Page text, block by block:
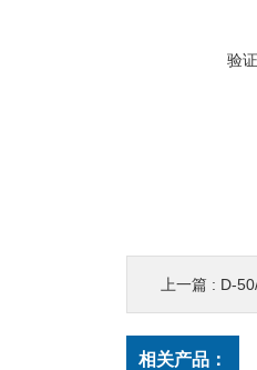
验
上一篇 : D-
相关产品：